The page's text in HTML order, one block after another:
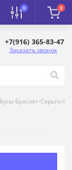
0 0
+7(916) 365-83-47
Заказать звонок
Браслет-Серьги-